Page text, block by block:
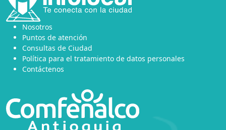
Nosotros
Puntos de atención
Consultas de Ciudad
Política para el tratamiento de datos personales
Contáctenos